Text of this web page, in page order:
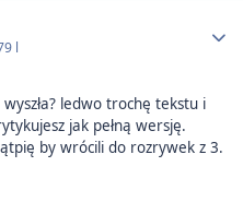
9 l
ledwo trochę tekstu i
jak pełną wersję.
by wrócili do rozrywek z 3.